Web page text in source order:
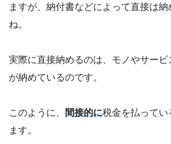
ますが、納付書などによって直接は納
ね。
実際に直接納めるのは、モノやサー
が納めているのです。
このように、 間接的に税金を払ってい
ます。